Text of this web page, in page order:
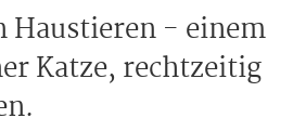
Haustieren - einem
Katze, rechtzeitig